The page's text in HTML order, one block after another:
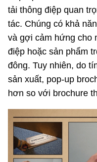
tải thông điệp quan
tác. Chúng có khả
và gợi cảm hứng cho
điệp hoặc sản phẩm
đông. Tuy nhiên, do
sản xuất, pop-up
hơn so với brochure